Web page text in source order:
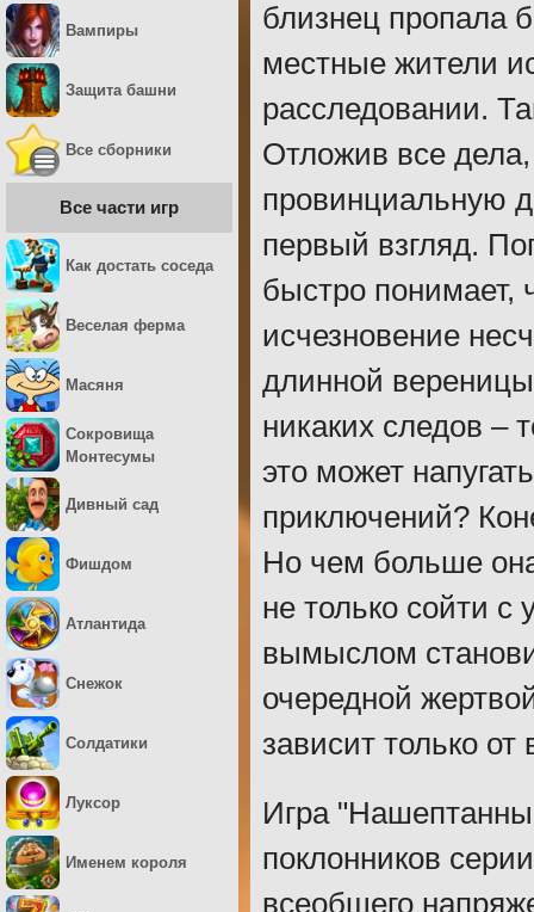
близнец пропала
местные жители
расследовании.
Отложив все
провинциальную
первый взгляд.
быстро понимает,
исчезновение
длинной
никаких следов –
это может
приключений?
Но чем больше
не только сойти с
вымыслом
очередной
зависит только от
Игра
поклонников
всеобщего
Вампиры
Защита башни
Все сборники
Все части игр
Как достать соседа
Веселая ферма
Масяня
Сокровища
Монтесумы
Дивный сад
Фишдом
Атлантида
Снежок
Солдатики
Луксор
Именем короля